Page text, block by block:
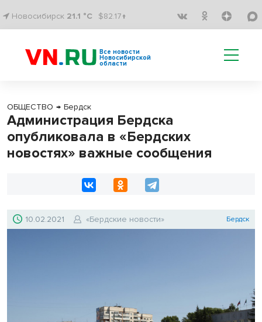
Новосибирск 21.1 °C $82.17↑
Все новости
Новосибирской
области
ОБЩЕСТВО → Бердск
Администрация Бердска
опубликовала в «Бердских
новостях» важные сообщения
10.02.2021 «Бердские новости» Бердск